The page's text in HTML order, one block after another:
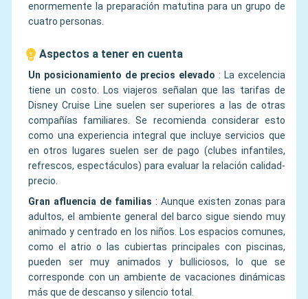
enormemente la preparación matutina para un grupo de
cuatro personas.
Aspectos a tener en cuenta
Un posicionamiento de precios elevado : La excelencia
tiene un costo. Los viajeros señalan que las tarifas de
Disney Cruise Line suelen ser superiores a las de otras
compañías familiares. Se recomienda considerar esto
como una experiencia integral que incluye servicios que
en otros lugares suelen ser de pago (clubes infantiles,
refrescos, espectáculos) para evaluar la relación calidad-
precio.
Gran afluencia de familias : Aunque existen zonas para
adultos, el ambiente general del barco sigue siendo muy
animado y centrado en los niños. Los espacios comunes,
como el atrio o las cubiertas principales con piscinas,
pueden ser muy animados y bulliciosos, lo que se
corresponde con un ambiente de vacaciones dinámicas
más que de descanso y silencio total.